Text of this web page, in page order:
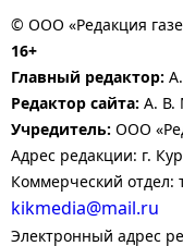
© ООО «Редакция
16+
Главный редактор:
Редактор сайта: А. В.
Учредитель: ООО
Адрес редакции: г.
Коммерческий отдел:
kikmedia@mail.ru
Электронный адрес